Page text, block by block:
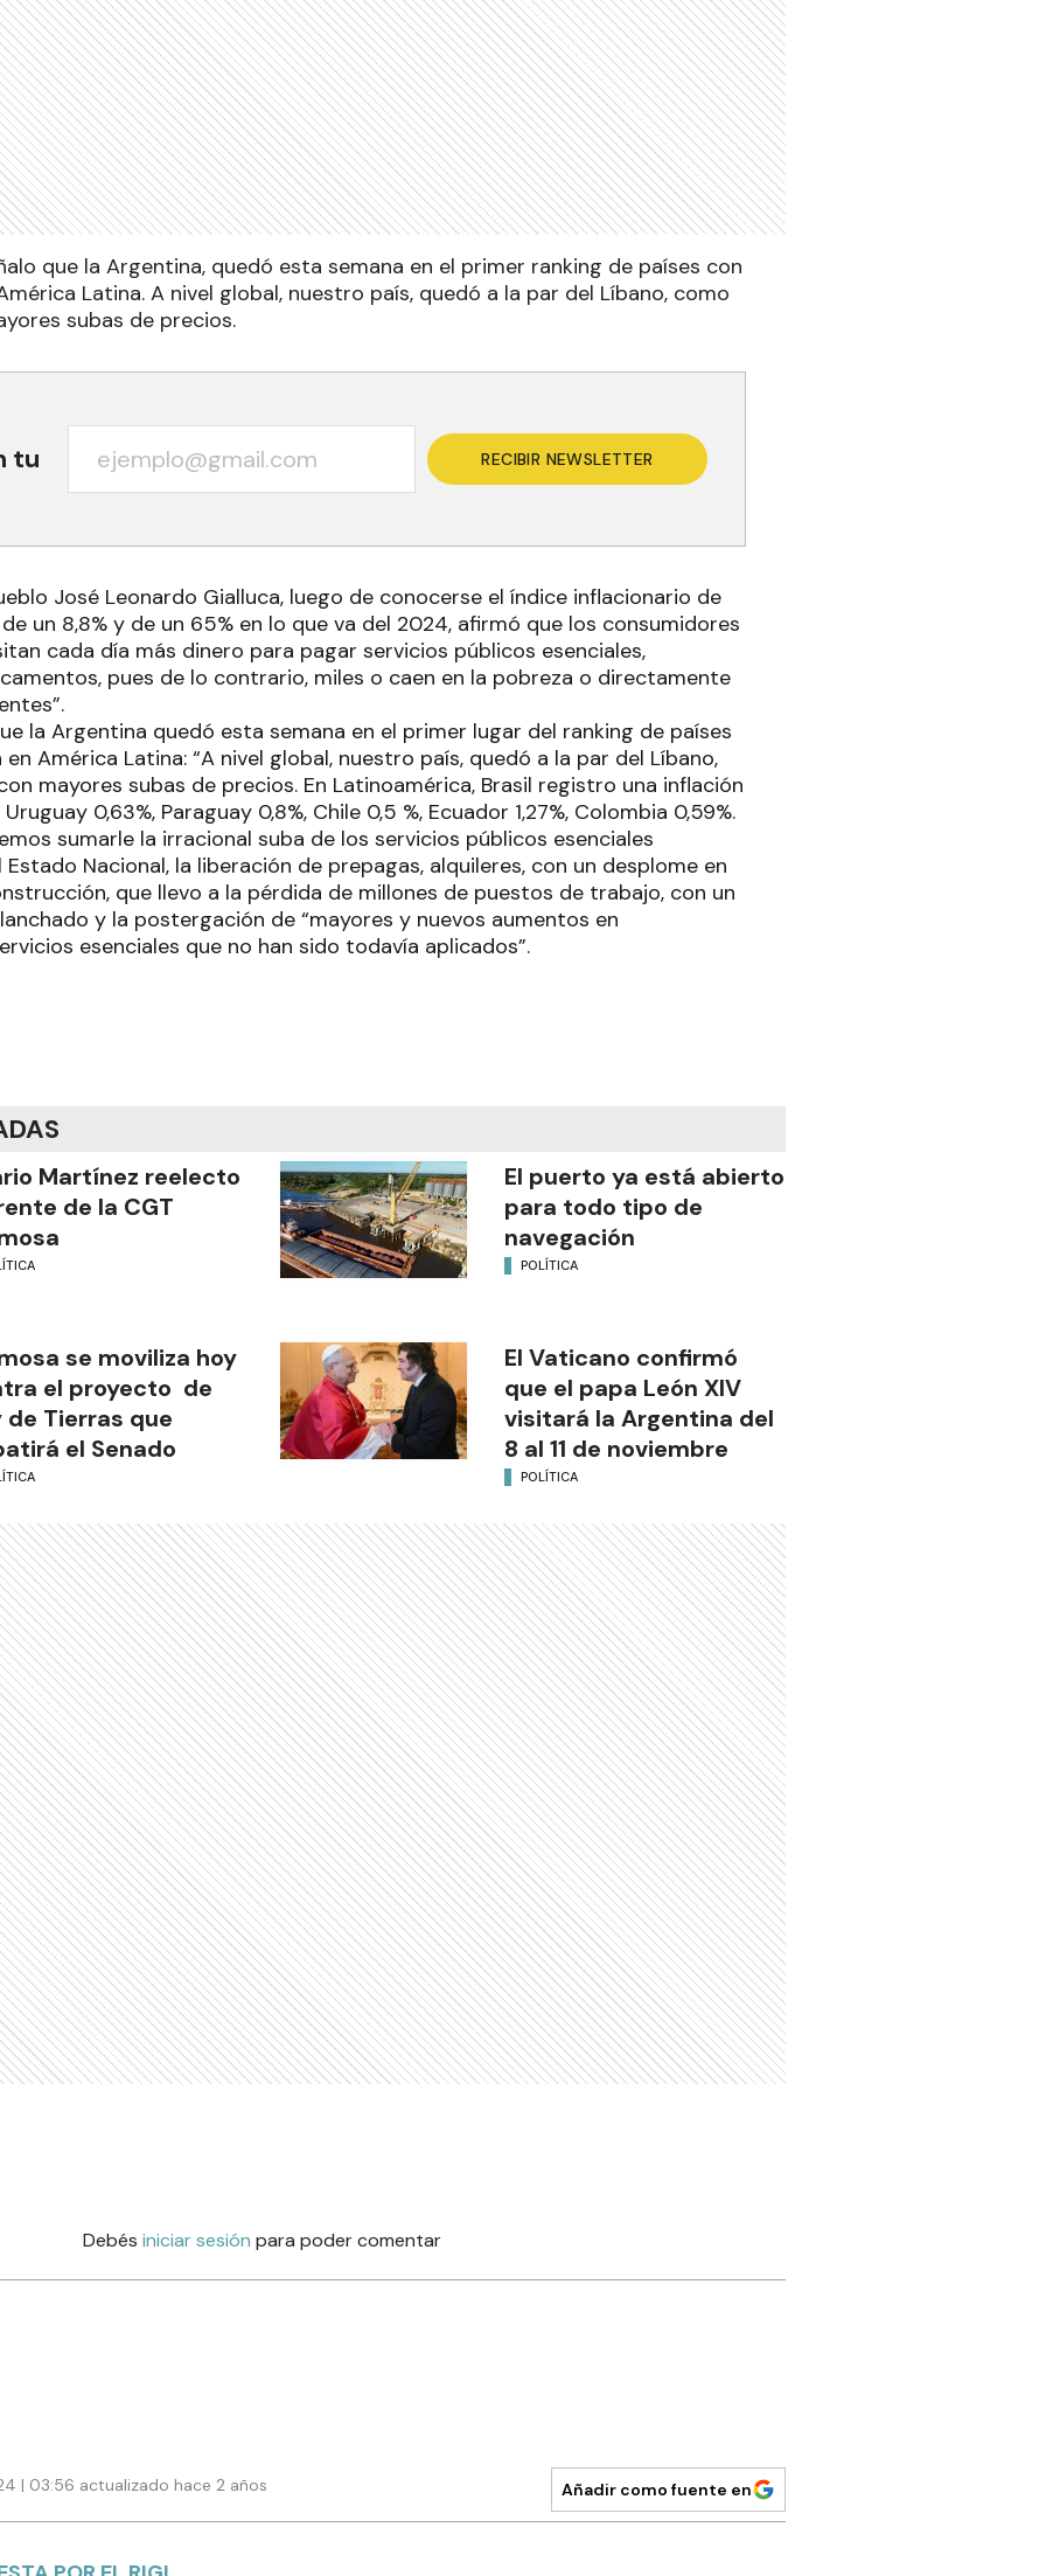
que la Argentina, quedó esta semana en el primer ranking de países con
Latina. A nivel global, nuestro país, quedó a la par del Líbano, como
subas de precios.
tu RECIBIR NEWSLETTER
José Leonardo Gialluca, luego de conocerse el índice inflacionario de
un 8,8% y de un 65% en lo que va del 2024, afirmó que los consumidores
cada día más dinero para pagar servicios públicos esenciales,
pues de lo contrario, miles o caen en la pobreza o directamente
la Argentina quedó esta semana en el primer lugar del ranking de países
América Latina: “A nivel global, nuestro país, quedó a la par del Líbano,
mayores subas de precios. En Latinoamérica, Brasil registro una inflación
0,63%, Paraguay 0,8%, Chile 0,5 %, Ecuador 1,27%, Colombia 0,59%.
sumarle la irracional suba de los servicios públicos esenciales
Nacional, la liberación de prepagas, alquileres, con un desplome en
que llevo a la pérdida de millones de puestos de trabajo, con un
y la postergación de “mayores y nuevos aumentos en
esenciales que no han sido todavía aplicados”.
Martínez reelecto
de la CGT
El puerto ya está abierto
para todo tipo de
navegación
POLÍTICA
se moviliza hoy
el proyecto de
de Tierras que
el Senado
El Vaticano confirmó
que el papa León XIV
visitará la Argentina del
8 al 11 de noviembre
POLÍTICA
Debés iniciar sesión para poder comentar
| 03:56 actualizado hace 2 años Añadir como fuente en